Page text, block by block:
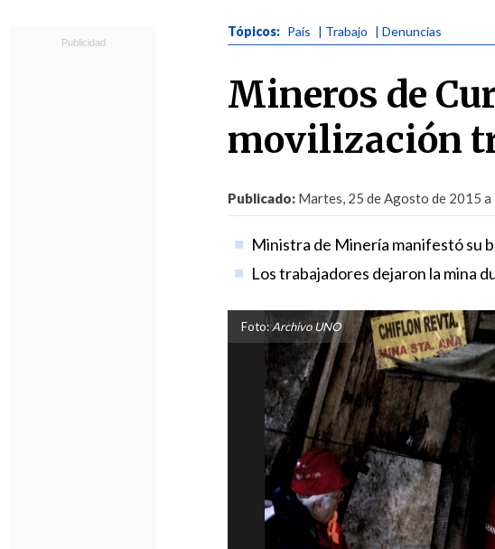
Tópicos: País | Trabajo | Denuncias
Mineros de
movilización
Publicado: Martes, 25 de Agosto de 2015
Ministra de Minería manifestó su
Los trabajadores dejaron la mina
Foto:Archivo UNO